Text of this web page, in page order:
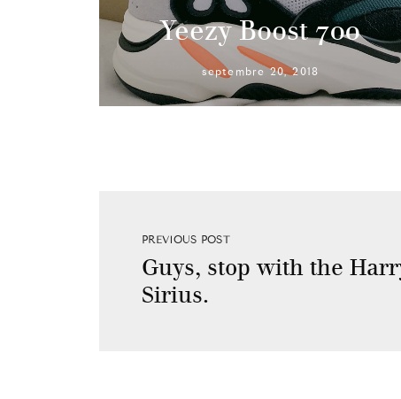
Yeezy Boost 700
septembre 20, 2018
PREVIOUS POST
Guys, stop with the
Sirius.